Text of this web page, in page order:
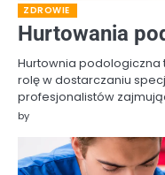
ZDROWIE
Hurtowania
Hurtownia podologiczna
rolę w dostarczaniu
profesjonalistów
by